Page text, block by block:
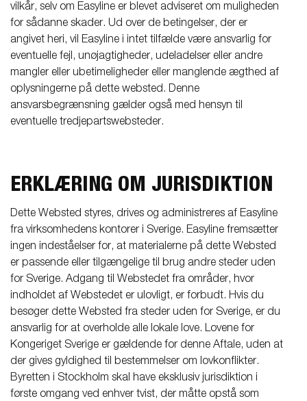
vilkår, selv om Easyline er blevet adviseret om muligheden
for sådanne skader. Ud over de betingelser, der er
angivet heri, vil Easyline i intet tilfælde være ansvarlig for
eventuelle fejl, unøjagtigheder, udeladelser eller andre
mangler eller ubetimeligheder eller manglende ægthed af
oplysningerne på dette websted. Denne
ansvarsbegrænsning gælder også med hensyn til
eventuelle tredjepartswebsteder.
ERKLÆRING OM JURISDIKTION
Dette Websted styres, drives og administreres af Easyline
fra virksomhedens kontorer i Sverige. Easyline fremsætter
ingen indeståelser for, at materialerne på dette Websted
er passende eller tilgængelige til brug andre steder uden
for Sverige. Adgang til Webstedet fra områder, hvor
indholdet af Webstedet er ulovligt, er forbudt. Hvis du
besøger dette Websted fra steder uden for Sverige, er du
ansvarlig for at overholde alle lokale love. Lovene for
Kongeriget Sverige er gældende for denne Aftale, uden at
der gives gyldighed til bestemmelser om lovkonflikter.
Byretten i Stockholm skal have eksklusiv jurisdiktion i
første omgang ved enhver tvist, der måtte opstå som